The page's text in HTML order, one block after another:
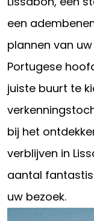
een
plannen van
Portugese
juiste buurt te
bij het
verblijven in
aantal
uw bezoek.